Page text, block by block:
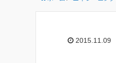
2015.11.09